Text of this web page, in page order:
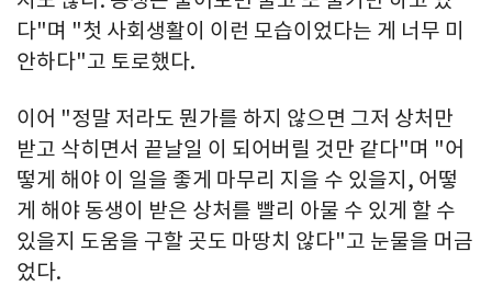
다"며 "첫 사회생활이 이런 모습이었다는 게 너무 미
안하다"고 토로했다.
이어 "정말 저라도 뭔가를 하지 않으면 그저 상처만
받고 삭히면서 끝날일 이 되어버릴 것만 같다"며 "어
떻게 해야 이 일을 좋게 마무리 지을 수 있을지, 어떻
게 해야 동생이 받은 상처를 빨리 아물 수 있게 할 수
있을지 도움을 구할 곳도 마땅치 않다"고 눈물을 머금
었다.